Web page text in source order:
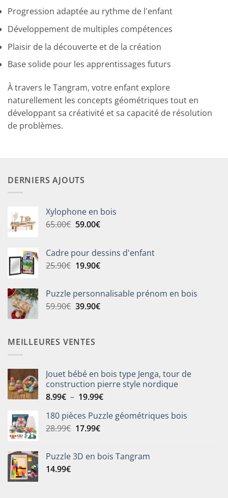
Progression adaptée au rythme de l'enfant
Développement de multiples compétences
Plaisir de la découverte et de la création
Base solide pour les apprentissages futurs
À travers le Tangram, votre enfant explore
naturellement les concepts géométriques tout en
développant sa créativité et sa capacité de résolution
de problèmes.
DERNIERS AJOUTS
Xylophone en bois
65.00€ Le
était :
65.00€.
59.00€Le
est :
59.00€.
Cadre pour dessins d'enfant
25.90€ Le
était :
25.90€.
19.90€Le
est :
19.90€.
Puzzle personnalisable prénom en bois
59.90€ Le
était :
59.90€.
39.90€Le
MEILLEURES VENTES
Jouet bébé en bois type Jenga, tour de
construction pierre style nordique
8.99€ – 19.99€Plage
prix :
180 pièces Puzzle géométriques bois
28.99€ Le
était :
17.99€Le
est :
Puzzle 3D en bois Tangram
14.99€